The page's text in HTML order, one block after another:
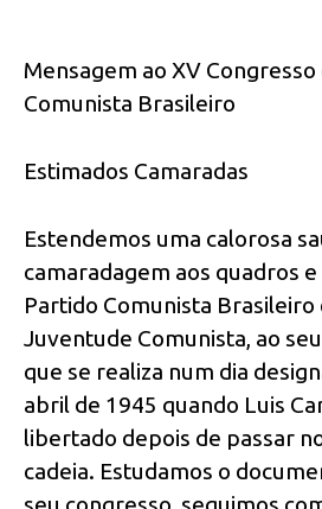
Mensagem ao XV
Comunista Brasileiro
Estimados Camaradas
Estendemos uma calorosa
camaradagem aos quadros
Partido Comunista Brasileiro
Juventude Comunista, ao
que se realiza num dia
abril de 1945 quando Luis
libertado depois de passar
cadeia. Estudamos o